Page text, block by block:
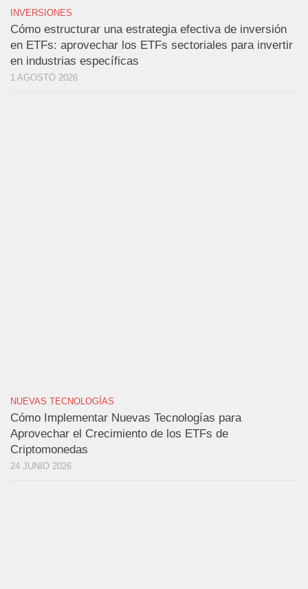
INVERSIONES
Cómo estructurar una estrategia efectiva de inversión
en ETFs: aprovechar los ETFs sectoriales para invertir
en industrias específicas
1 AGOSTO 2026
NUEVAS TECNOLOGÍAS
Cómo Implementar Nuevas Tecnologías para
Aprovechar el Crecimiento de los ETFs de
Criptomonedas
24 JUNIO 2026